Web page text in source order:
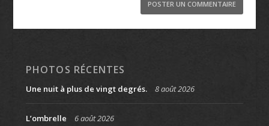
PHOTOS RÉCENTES
Une nuit à plus de vingt degrés. 8 août 2026
L’ombrelle 6 août 2026